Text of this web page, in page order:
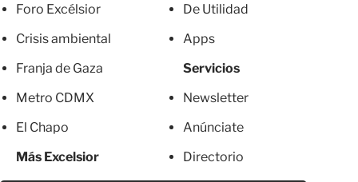
Foro Excélsior
Crisis ambiental
Franja de Gaza
Metro CDMX
El Chapo
Más Excelsior
De Utilidad
Apps
Servicios
Newsletter
Anúnciate
Directorio